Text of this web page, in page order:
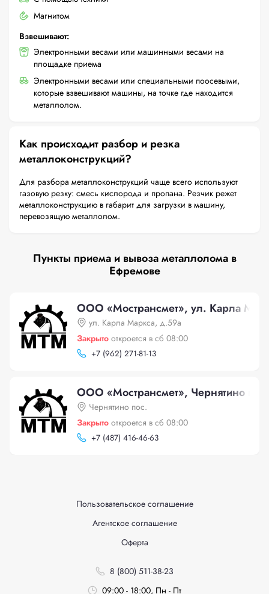
Магнитом
Взвешивают:
Электронными весами или машинными весами на
площадке приема
Электронными весами или специальными поосевыми,
которые взвешивают машины, на точке где находится
металлолом.
Как происходит разбор и резка
металлоконструкций?
Для разбора металлоконструкций чаще всего используют
газовую резку: смесь кислорода и пропана. Резчик режет
металлоконструкцию в габарит для загрузки в машину,
перевозящую металлолом.
Пункты приема и вывоза металлолома в
Ефремове
ООО «Мострансмет», ул. Карла
ул. Карла Маркса, д.59а
Закрыто откроется в сб 08:00
+7 (962) 271-81-13
ООО «Мострансмет», Чернятино пос.
Чернятино пос.
Закрыто откроется в сб 08:00
+7 (487) 416-46-63
Пользовательское соглашение
Агентское соглашение
Оферта
8 (800) 511-38-23
09:00 - 18:00, Пн - Пт